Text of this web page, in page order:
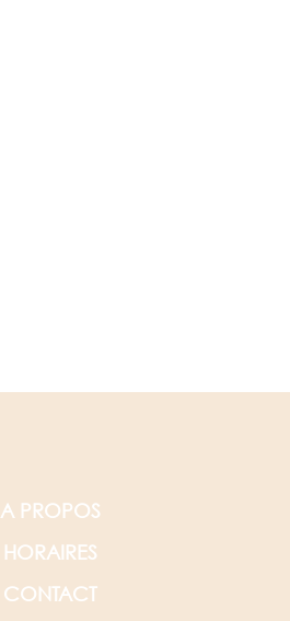
A PROPOS
HORAIRES
CONTACT